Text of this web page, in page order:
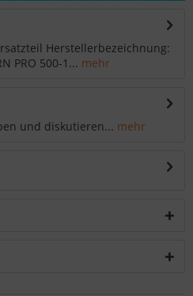
Herstellerbezeichnung:
PRO 500-1... mehr
und diskutieren... mehr